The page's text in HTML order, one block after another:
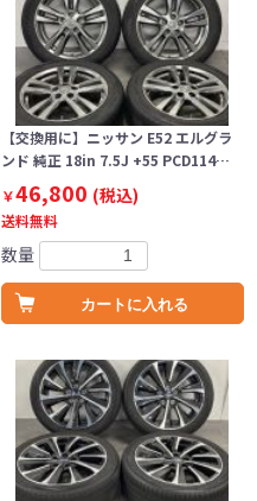
【交換用に】ニッサン E52 エルグラ
ンド 純正 18in 7.5J +55 PCD114…
￥46,800 (税込)
送料無料
数量
カートに入れる